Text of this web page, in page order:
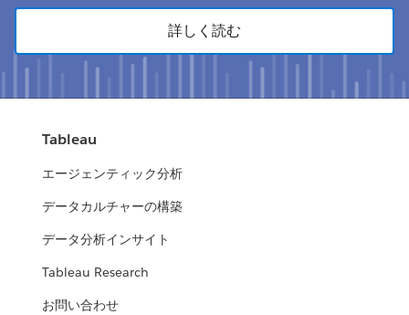
詳しく読む
Tableau
エージェンティック分析
データカルチャーの構築
データ分析インサイト
Tableau Research
お問い合わせ